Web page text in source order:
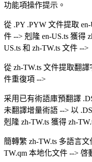
功能項操作提示。
從 .PY .PYW 文件提取
件 --> 剋隆 en-US.ts 獲得
US.ts 和 zh-TW.ts 文件 -->
從 zh-TW.ts 文件提取翻
件重復項 -->
采用已有術語庫預翻譯
未翻譯增量術語 --> 以
剋隆 zh-TW.ts 獲得 zh-
簡轉繁 zh-TW.ts 多語言文
TW.qm 本地化文件 --> 啓